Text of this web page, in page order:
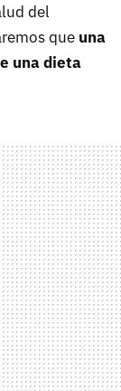
del
que una
una dieta